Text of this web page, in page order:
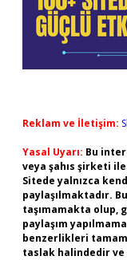
Reklam ve İletişim:
Yasal Uyarı: Bu
veya şahıs şirketi
Sitede yalnızca
paylaşılmaktadır.
taşımamakta olup,
paylaşım
benzerlikleri
taslak halindedir